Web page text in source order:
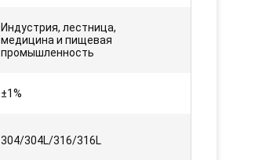
Индустрия, лестница,
медицина и пищевая
промышленность
±1%
304/304L/316/316L